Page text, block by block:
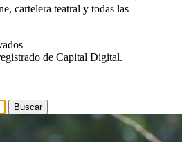
cartelera teatral y todas las
de Capital Digital.
Buscar